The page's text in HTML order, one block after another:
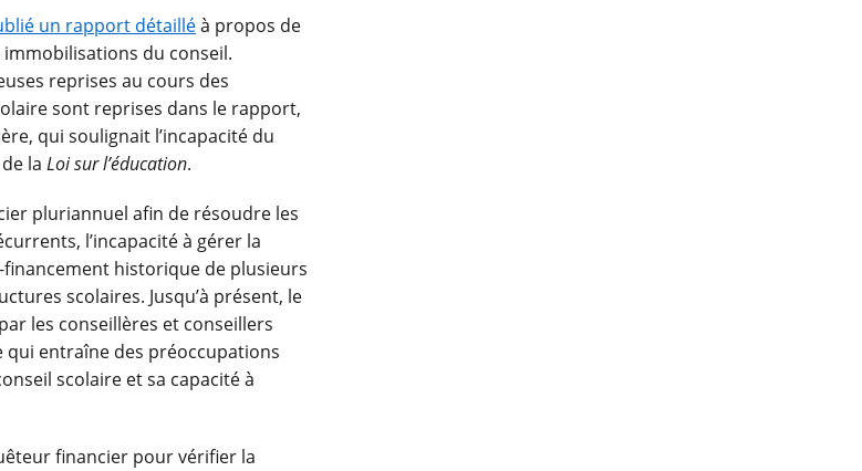
un rapport détailléà propos de
du conseil.
reprises au cours des
sont reprises dans le rapport,
qui soulignait l’incapacité du
la Loi sur l’éducation.
pluriannuel afin de résoudre les
l’incapacité à gérer la
historique de plusieurs
scolaires. Jusqu’à présent, le
les conseillères et conseillers
qui entraîne des préoccupations
scolaire et sa capacité à
financier pour vérifier la